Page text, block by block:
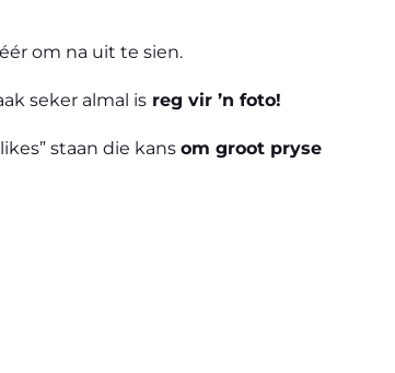
om na uit te sien.
seker almal is reg vir ’n foto!
staan die kans om groot pryse